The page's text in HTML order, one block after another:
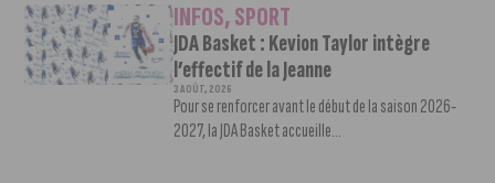
INFOS,SPORT
JDA Basket : Kevion Taylor intègre
l’effectif de la Jeanne
3 AOÛT, 2026
Pour se renforcer avant le début de la saison 2026-
2027, la JDA Basket accueille...